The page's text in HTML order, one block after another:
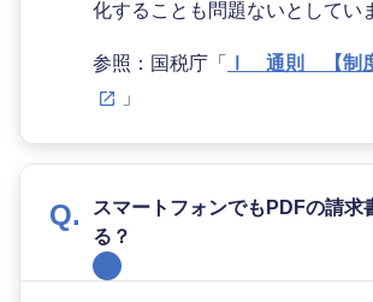
化することも問題ないとしてい
参照：国税庁「
Ⅰ 通則 【制度
」
スマートフォンでもPDFの請求
る？